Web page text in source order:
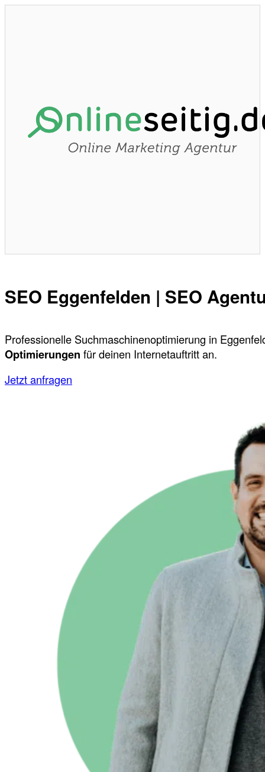
SEO Eggenfelden | SEO
Professionelle Suchmaschinenoptimierung in
Optimierungen für deinen Internetauftritt an.
Jetzt anfragen